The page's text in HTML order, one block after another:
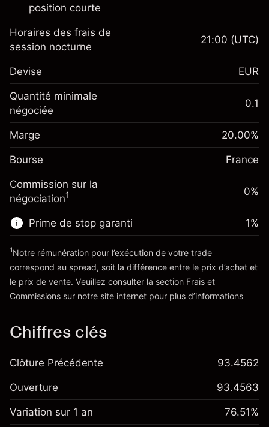
Marge. Votre
investissement
€1,000.00
Ajustement des fonds de
overnight
(-€0.87)
Taille de la position avec effet de levier
~ €5,000.00
Valeur nominale avec effet de levier
€4,000.00
Vers la plateforme
position courte
Marge. Votre
investissement
Ajustement des fonds de
overnight
Frais sur la valeur totale de la
position
-0.004915
%
Taille de la position avec effet de levier
~€5,000.00
Valeur nominale avec effet de levier
Vers la plateforme
Horaires des frais de
session nocturne
21:00 (UTC)
Devise EUR
Quantité minimale
négociée
0.1
Marge 20.00%
Bourse France
Commission sur la
négociation1 0%
Prime de stop garanti
'Tarifs et Frais
1%
1Notre rémunération pour l’exécution de votre trade
correspond au spread, soit la différence entre le prix d’achat et
le prix de vente. Veuillez consulter la section Frais et
Commissions sur notre site internet pour plus d’informations
Chiffres clés
Clôture Précédente 93.4562
Ouverture 93.4563
Variation sur 1 an 76.51%